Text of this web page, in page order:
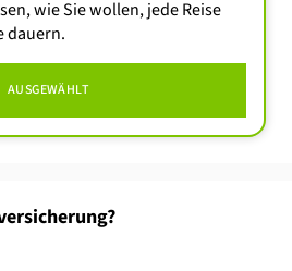
wie Sie wollen, jede Reise
dauern.
AUSGEWÄHLT